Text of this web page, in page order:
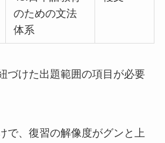
のための文法
体系
づけた出題範囲の項目が必要
で、復習の解像度がグンと上